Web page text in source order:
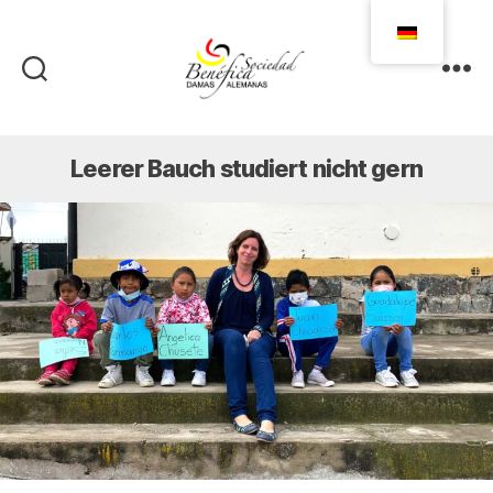
Ecuador
Leerer Bauch studiert nicht gern